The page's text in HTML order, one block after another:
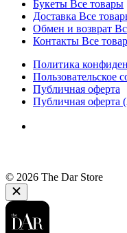
Букеты Все товары
Доставка Все
Обмен и возврат
Контакты Все
Политика
Пользовательское
Публичная оферта
Публичная оферта
© 2026 The Dar Store